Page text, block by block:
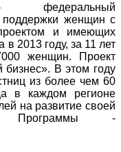
- федеральный
поддержки женщин с
и имеющих
2013 году, за 11 лет
женщин. Проект
бизнес». В этом году
из более чем 60
в каждом регионе
на развитие своей
Программы -